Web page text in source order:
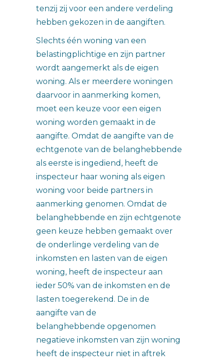
tenzij zij voor een andere verdeling
hebben gekozen in de aangiften.
Slechts één woning van een
belastingplichtige en zijn partner
wordt aangemerkt als de eigen
woning. Als er meerdere woningen
daarvoor in aanmerking komen,
moet een keuze voor een eigen
woning worden gemaakt in de
aangifte. Omdat de aangifte van de
echtgenote van de belanghebbende
als eerste is ingediend, heeft de
inspecteur haar woning als eigen
woning voor beide partners in
aanmerking genomen. Omdat de
belanghebbende en zijn echtgenote
geen keuze hebben gemaakt over
de onderlinge verdeling van de
inkomsten en lasten van de eigen
woning, heeft de inspecteur aan
ieder 50% van de inkomsten en de
lasten toegerekend. De in de
aangifte van de
belanghebbende opgenomen
negatieve inkomsten van zijn woning
heeft de inspecteur niet in aftrek